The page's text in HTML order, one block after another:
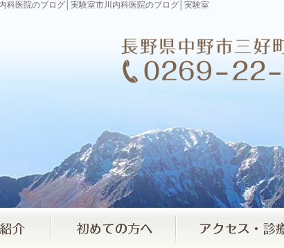
科医院のブログ│実験室市川内科医院のブログ│実験室